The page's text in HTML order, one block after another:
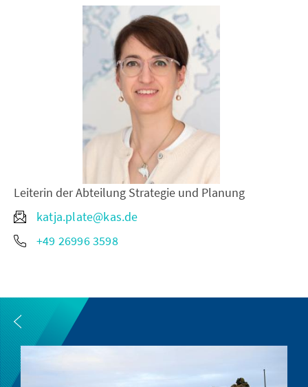
Leiterin der Abteilung Strategie und Planung
katja.plate@kas.de
+49 26996 3598